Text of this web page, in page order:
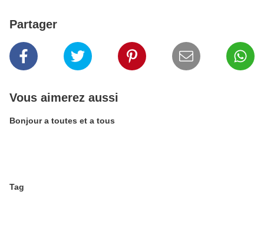
Partager
Vous aimerez aussi
Bonjour a toutes et a tous
Tag